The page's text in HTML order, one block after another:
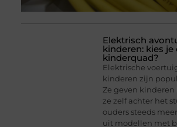
Elektrisch
kinderen: kies
kinderquad?
Elektrische
kinderen zijn
Ze geven
ze zelf achter het
ouders steeds
uit modellen met